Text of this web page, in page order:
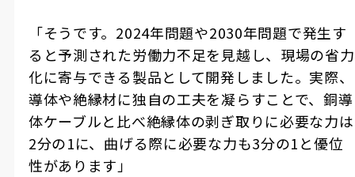
「そうです。2024年問題や2030年問題で発生す
ると予測された労働力不足を見越し、現場の省力
化に寄与できる製品として開発しました。実際、
導体や絶縁材に独自の工夫を凝らすことで、銅導
体ケーブルと比べ絶縁体の剥ぎ取りに必要な力は
2分の1に、曲げる際に必要な力も3分の1と優位
性があります」